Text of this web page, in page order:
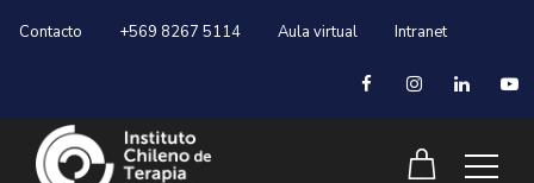
Contacto +569 8267 5114 Aula virtual Intranet